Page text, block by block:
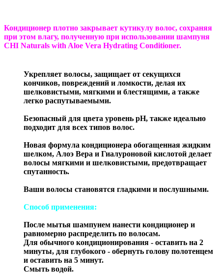
Кондиционер плотно закрывает кутикулу волос, сохраняя
при этом влагу, полученную при использовании шампуня
CHI Naturals with Aloe Vera Hydrating Conditioner.
Укрепляет волосы, защищает от секущихся
кончиков, повреждений и ломкости, делая их
шелковистыми, мягкими и блестящими, а также
легко распутываемыми.
Безопасный для цвета уровень pH, также идеально
подходит для всех типов волос.
Новая формула кондиционера обогащенная жидким
шелком, Алоэ Вера и Гиалуроновой кислотой делает
волосы мягкими и шелковистыми, предотвращает
спутанность.
Ваши волосы становятся гладкими и послушными.
Способ применения:
После мытья шампунем нанести кондиционер и
равномерно распределить по волосам.
Для обычного кондиционирования - оставить на 2
минуты, для глубокого - обернуть голову полотенцем
и оставить на 5 минут.
Смыть водой.